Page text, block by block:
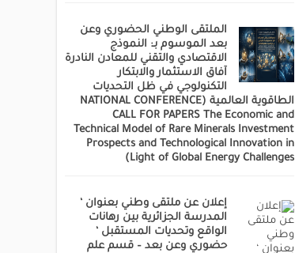
الملتقى الوطني الحضوري وعن
بعد الموسوم بـ: النموذج
الاقتصادي والتقني للمعادن النادرة
آفاق الاستثمار والابتكار
التكنولوجي في ظل التحديات
الطاقوية العالمية (NATIONAL CONFERENCE
CALL FOR PAPERS The Economic and
Technical Model of Rare Minerals Investment
Prospects and Technological Innovation in
Light of Global Energy Challenges)
إعلان عن ملتقى وطني بعنوان ‘
المدرسة الجزائرية بين رهانات
الواقع وتحديات المستقبل ‘
حضوري وعن بعد – قسم علم